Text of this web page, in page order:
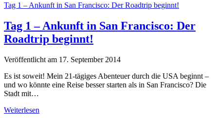
Tag 1 – Ankunft in San Francisco: Der Roadtrip beginnt!
Tag 1 – Ankunft in San Francisco: Der
Roadtrip beginnt!
Veröffentlicht am 17. September 2014
Es ist soweit! Mein 21-tägiges Abenteuer durch die USA beginnt –
und wo könnte eine Reise besser starten als in San Francisco? Die
Stadt mit…
Weiterlesen